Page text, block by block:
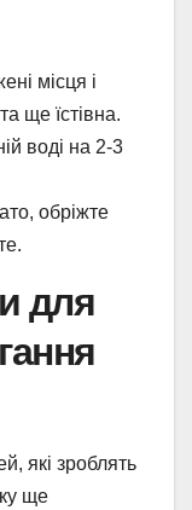
місця і
ще їстівна.
воді на 2-3
обріжте
для
які зроблять
ще